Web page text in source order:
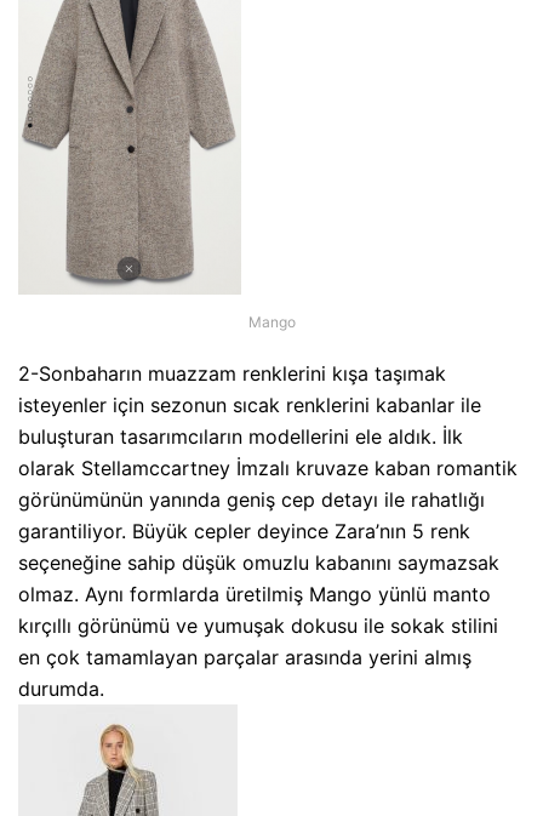
Mango
2-Sonbaharın muazzam renklerini kışa taşımak
isteyenler için sezonun sıcak renklerini kabanlar ile
buluşturan tasarımcıların modellerini ele aldık. İlk
olarak Stellamccartney İmzalı kruvaze kaban romantik
görünümünün yanında geniş cep detayı ile rahatlığı
garantiliyor. Büyük cepler deyince Zara’nın 5 renk
seçeneğine sahip düşük omuzlu kabanını saymazsak
olmaz. Aynı formlarda üretilmiş Mango yünlü manto
kırçıllı görünümü ve yumuşak dokusu ile sokak stilini
en çok tamamlayan parçalar arasında yerini almış
durumda.